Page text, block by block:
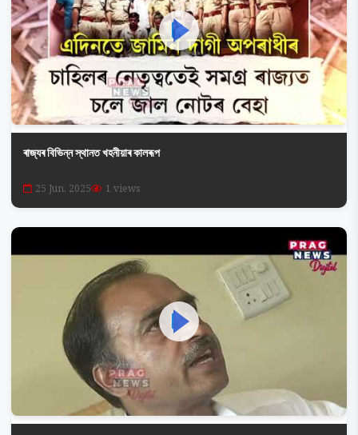
ৰাজ্যৰ বিভিন্ন স্থানত খহনীয়াৰ কালৰূপ
25 Jun, 2025 1 views